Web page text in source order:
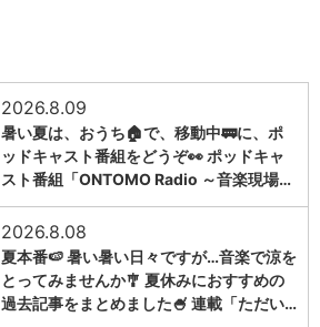
2026.8.09
暑い夏は、おうち🏠で、移動中🚃に、ポ
ッドキャスト番組をどうぞ👀 ポッドキャ
スト番組「ONTOMO Radio ～音楽現場…
2026.8.08
夏本番🍉 暑い暑い日々ですが…音楽で涼を
とってみませんか🎐 夏休みにおすすめの
過去記事をまとめました🍧 連載「ただい…